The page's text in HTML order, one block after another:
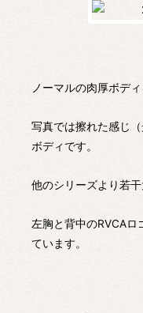
ノーマルの肉厚ボディ
写真では擦れた感じ
ボディです。
他のシリーズより若干
左胸と背中のRVCAロ
ています。